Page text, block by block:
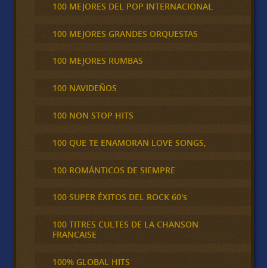
100 MEJORES DEL POP INTERNACIONAL
100 MEJORES GRANDES ORQUESTAS
100 MEJORES RUMBAS
100 NAVIDEÑOS
100 NON STOP HITS
100 QUE TE ENAMORAN LOVE SONGS,
100 ROMÁNTICOS DE SIEMPRE
100 SUPER ÉXITOS DEL ROCK 60's
100 TITRES CULTES DE LA CHANSON
FRANCAISE
100% GLOBAL HITS